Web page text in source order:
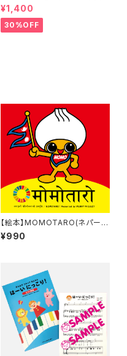
¥1,400
30%OFF
【絵本】MOMOTARO(ネパール
語・英語ver)
¥990